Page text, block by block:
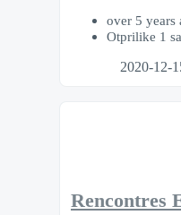
over 5 years
Otprilike 1
2020-12-
Rencontres